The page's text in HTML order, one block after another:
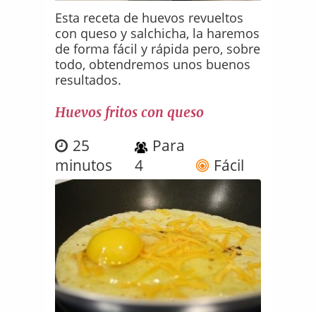
Esta receta de huevos revueltos
con queso y salchicha, la haremos
de forma fácil y rápida pero, sobre
todo, obtendremos unos buenos
resultados.
Huevos fritos con queso
25
minutos
Para
4
Fácil